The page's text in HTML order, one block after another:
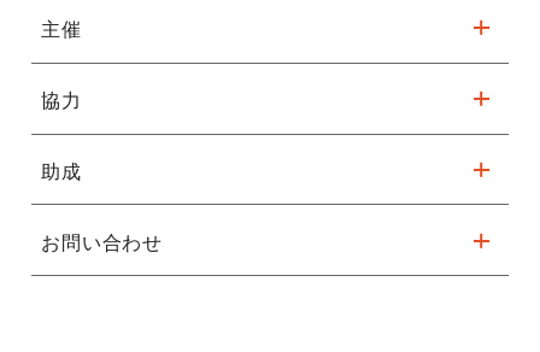
ワークショップ
｜日 程｜2024年9月23日（月・祝）、10月5日（土）、26日
（土）、11月10日（日）、17日（日）
｜時 間｜10：00～12：00（初日9:30受付開始）
●公演（堺市と関西大学との地域連携事業「
」ダ
ンス公演）
｜日 程｜2024年11月24日（日）※時間未定
sacayメイトＷＥＢ
(要無料登録)
・4名(以上)のご家族で参加される場合は、2回(以上)に分けてお
申し込みください。
<例：小学生3名と保護者2名のご家族での参加の場合>
主催
フェニーチェ堺
協力
関西大学 人間健康学部 身体表現ゼミ
助成
文化庁文化芸術振興費補助金（劇場・音楽堂等機能強化推進事
業）│独立行政法人日本芸術文化振興会
お問い合わせ